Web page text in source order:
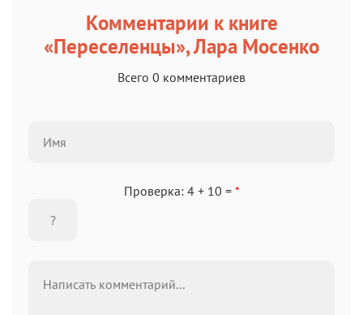
Комментарии к книге
«Переселенцы», Лара Мосенко
Всего 0 комментариев
Проверка: 4 + 10 = *